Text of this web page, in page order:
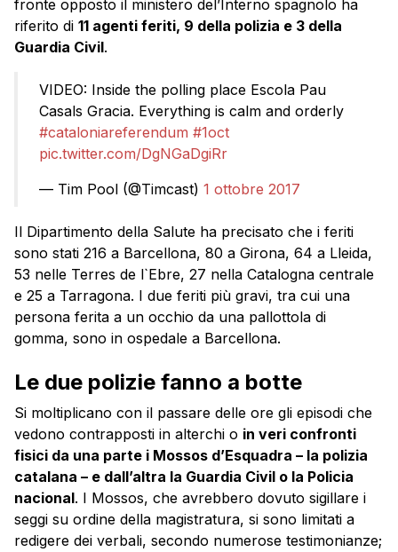
fronte opposto il ministero del’Interno spagnolo ha
riferito di 11 agenti feriti, 9 della polizia e 3 della
Guardia Civil.
VIDEO: Inside the polling place Escola Pau
Casals Gracia. Everything is calm and orderly
#cataloniareferendum #1oct
pic.twitter.com/DgNGaDgiRr
— Tim Pool (@Timcast) 1 ottobre 2017
Il Dipartimento della Salute ha precisato che i feriti
sono stati 216 a Barcellona, 80 a Girona, 64 a Lleida,
53 nelle Terres de l`Ebre, 27 nella Catalogna centrale
e 25 a Tarragona. I due feriti più gravi, tra cui una
persona ferita a un occhio da una pallottola di
gomma, sono in ospedale a Barcellona.
Le due polizie fanno a botte
Si moltiplicano con il passare delle ore gli episodi che
vedono contrapposti in alterchi o in veri confronti
fisici da una parte i Mossos d’Esquadra – la polizia
catalana – e dall’altra la Guardia Civil o la Policia
nacional. I Mossos, che avrebbero dovuto sigillare i
seggi su ordine della magistratura, si sono limitati a
redigere dei verbali, secondo numerose testimonianze;